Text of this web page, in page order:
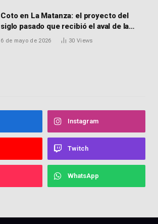
Coto en La Matanza: el proyecto del
siglo pasado que recibió el aval de la
Justicia para reactivar una obra frenada
6 de mayo de 2026 30 Views
Instagram
Twitch
WhatsApp